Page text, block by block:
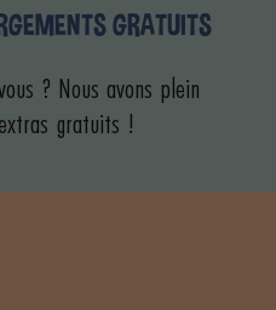
GRATUITS
? Nous avons plein
gratuits !